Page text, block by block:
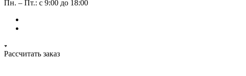
Пн. – Пт.: с 9:00 до 18:00
Рассчитать заказ